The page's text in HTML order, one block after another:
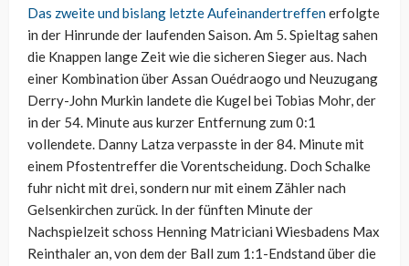
Das zweite und bislang letzte Aufeinandertreffenerfolgte
in der Hinrunde der laufenden Saison. Am 5. Spieltag sahen
die Knappen lange Zeit wie die sicheren Sieger aus. Nach
einer Kombination über Assan Ouédraogo und Neuzugang
Derry-John Murkin landete die Kugel bei Tobias Mohr, der
in der 54. Minute aus kurzer Entfernung zum 0:1
vollendete. Danny Latza verpasste in der 84. Minute mit
einem Pfostentreffer die Vorentscheidung. Doch Schalke
fuhr nicht mit drei, sondern nur mit einem Zähler nach
Gelsenkirchen zurück. In der fünften Minute der
Nachspielzeit schoss Henning Matriciani Wiesbadens Max
Reinthaler an, von dem der Ball zum 1:1-Endstand über die